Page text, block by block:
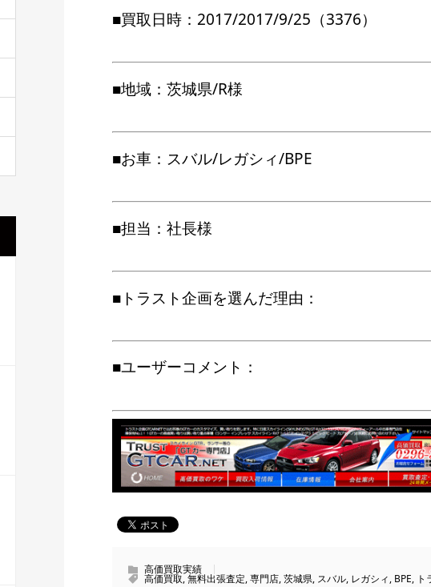
■買取日時：2017/2017/9/25（3376）
■地域：茨城県/R様
■お車：スバル/レガシィ/BPE
■担当：社長様
■トラスト企画を選んだ理由：
■ユーザーコメント：
高価買取実績
高価買取,無料出張査定,専門店,茨城県, スバル, レガシィ, BPE,